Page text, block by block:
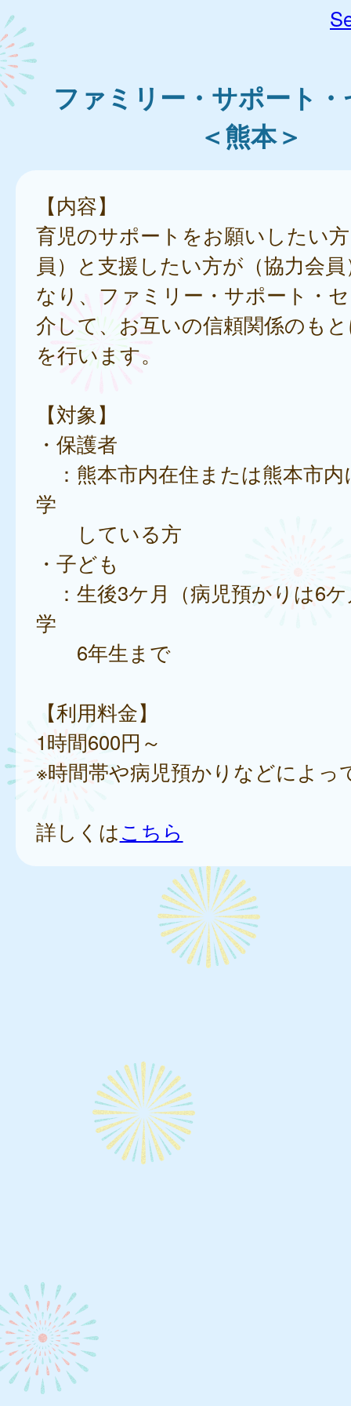
ファミリー・サポート
＜熊本＞
【内容】
育児のサポートをお願いしたい
員）と支援したい方が（協力会
なり、ファミリー・サポート・
介して、お互いの信頼関係のも
を行います。
【対象】
・保護者
：熊本市内在住または熊本市内
学
している方
・子ども
：生後3ケ月（病児預かりは6
学
6年生まで
【利用料金】
1時間600円～
※時間帯や病児預かりなどによっ
詳しくはこちら